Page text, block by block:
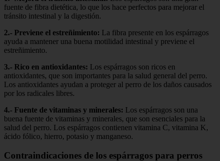
fuente de fibra dietética, lo que los hace perfectos para mejorar el
tránsito intestinal y la digestión.
2.- Previene el estreñimiento: La fibra presente en los espárragos
ayuda a mantener una buena motilidad intestinal y previene el
estreñimiento.
3.- Rico en antioxidantes: Los espárragos son ricos en
antioxidantes, que son importantes para la salud general del perro.
Los antioxidantes ayudan a proteger al perro de los daños causados
por los radicales libres.
4.- Fuente de vitaminas y minerales: Los espárragos son una
buena fuente de vitaminas y minerales, que son esenciales para la
salud del perro. Los espárragos contienen vitamina C, vitamina K,
ácido fólico, hierro, potasio y manganeso.
Contraindicaciones de los espárragos para perros